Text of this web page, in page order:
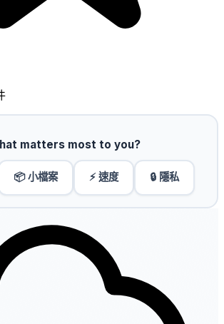
matters most to you?
📦 小檔案 ⚡ 速度 🔒 隱私